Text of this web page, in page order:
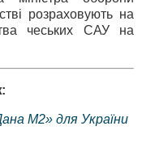
розраховують на
чеських САУ на
М2» для України